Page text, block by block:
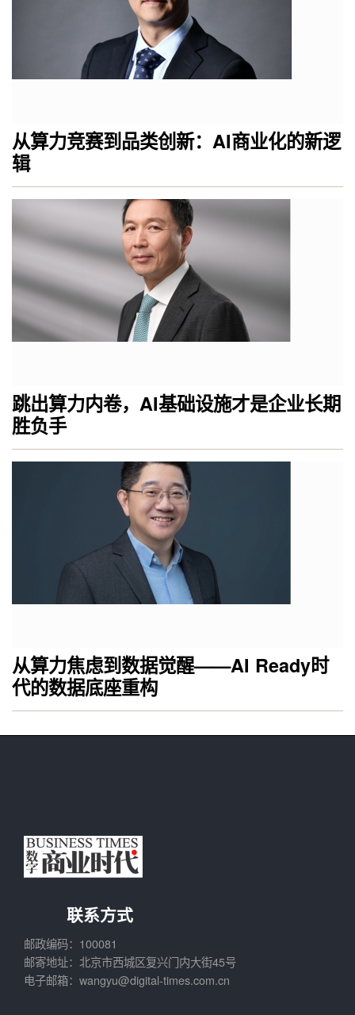
从算力竞赛到品类创新：AI商业化的新逻
辑
跳出算力内卷，AI基础设施才是企业长期
胜负手
从算力焦虑到数据觉醒——AI Ready时
代的数据底座重构
联系方式
邮政编码：100081
邮寄地址：北京市西城区复兴门内大街45号
电子邮箱：wangyu@digital-times.com.cn